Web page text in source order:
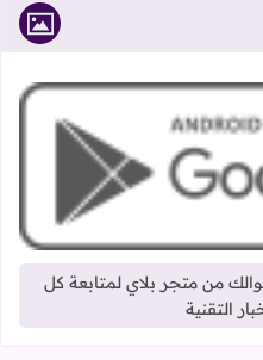
من متجر بلاي لمتابعة كل
التقنية